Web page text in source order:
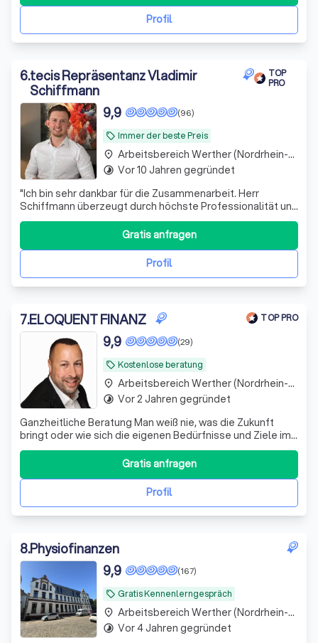
Profil
6.tecis Repräsentanz Vladimir
Schiffmann
TOP
PRO
local_offer Immer der beste Preis
(96)
9,9
"Ich bin sehr dankbar für die Zusammenarbeit. Herr
Schiffmann überzeugt durch höchste Professionalität und
spürbare Sorgfalt. Er lebt seine Arbeit mit echter
Überzeugung und liefert tolle Ergebnisse."
Profil
Gratis anfragen
place Arbeitsbereich Werther (Nordrhein-Westfalen)
timelapse Vor 10 Jahren gegründet
7.ELOQUENT FINANZ TOP PRO
local_offer Kostenlose beratung
(29)
9,9
Ganzheitliche Beratung Man weiß nie, was die Zukunft
bringt oder wie sich die eigenen Bedürfnisse und Ziele im
Laufe der Zeit verändern. Deshalb ist es wichtig, einen
klaren, ganzheitlichen Plan zu haben, mit dem Sie auf dem
richtigen Weg bleiben, um Ihre kurz-, mittel- und
langfristigen Finanzziel
Profil
Gratis anfragen
place Arbeitsbereich Werther (Nordrhein-Westfalen)
timelapse Vor 2 Jahren gegründet
8.Physiofinanzen
local_offer Gratis Kennenlerngespräch
(167)
9,9
place Arbeitsbereich Werther (Nordrhein-Westfalen)
timelapse Vor 4 Jahren gegründet